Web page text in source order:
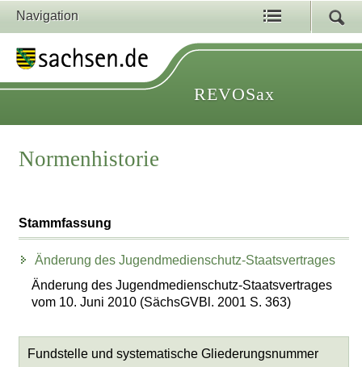
Navigation
REVOSax
Normenhistorie
Stammfassung
Änderung des Jugendmedienschutz-Staatsvertrages
Änderung des Jugendmedienschutz-Staatsvertrages
vom 10. Juni 2010 (SächsGVBl. 2001 S. 363)
Fundstelle und systematische Gliederungsnummer